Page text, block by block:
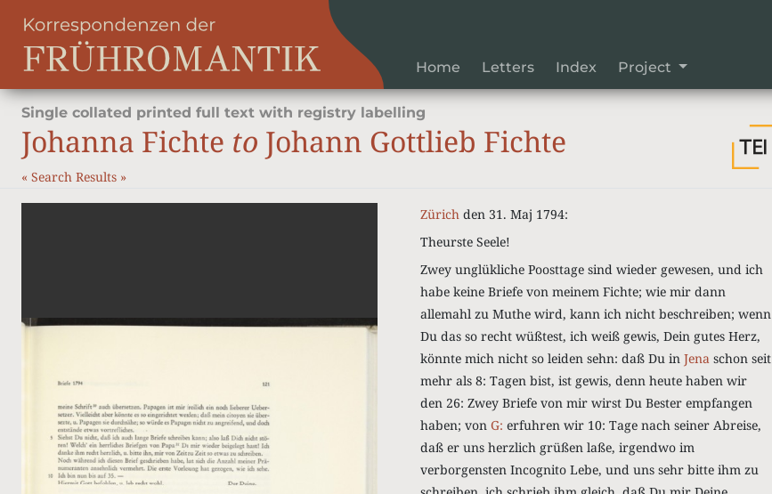
Home Letters Index Project
Single collated printed full text with registry labelling
Johanna Fichte to Johann Gottlieb Fichte
« Search Results »
Zürichden 31. Maj 1794:
Theurste Seele!
Zwey unglükliche Poosttage sind wieder gewesen, und ich
habe keine Briefe von meinem Fichte; wie mir dann
allemahl zu Muthe wird, kann ich nicht beschreiben; wenn
Du das so recht wüßtest, ich weiß gewis, Dein gutes Herz,
könnte mich nicht so leiden sehn: daß Du in Jenaschon seit
mehr als 8: Tagen bist, ist gewis, denn heute haben wir
den 26: Zwey Briefe von mir wirst Du Bester empfangen
haben; von G: erfuhren wir 10: Tage nach seiner Abreise,
daß er uns herzlich grüßen laße, irgendwo im
verborgensten Incognito Lebe, und uns sehr bitte ihm zu